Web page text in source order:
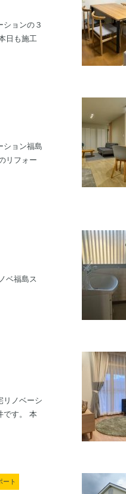
ョンの３
日も施工
ョン福島
リフォー
ベ福島ス
ノベーシ
です。 本
ート